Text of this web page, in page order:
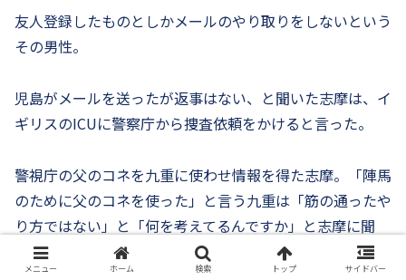
友人登録したものとしかメールのやり取りをしないという
その男性。
児島がメールを送ったが返事はない、と聞いた志摩は、イ
ギリスのICUに警察庁から捜査依頼をかけると言った。
警視庁の父のコネを九重に使わせ情報を得た志摩。「陣馬
のために父のコネを使った」と言う九重は「筋の通ったや
り方ではない」と「何を考えてるんですか」と志摩に聞
く。
メニュー ホーム 検索 トップ サイドバー